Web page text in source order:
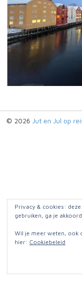
© 2026 Jut en Jul op
Privacy & cookies:
gebruiken, ga je
Wil je meer weten, ook
hier: Cookiebeleid